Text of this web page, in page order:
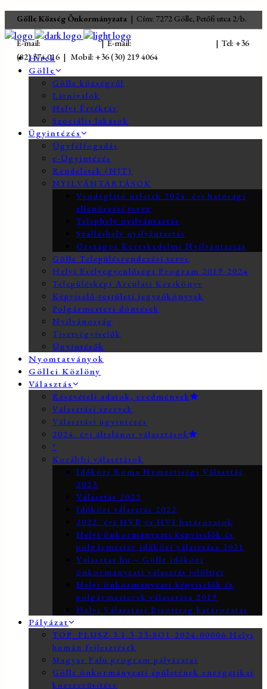
Gölle Község Önkormányzata | Cím: 7272 Gölle, Petőfi utca 2/b.
E-mail: jegyzo@golle.hu| E-mail:
| Tel: +36
(82) 374 016 | Mobil: +36 (30) 219 4064
Hírek
Gölle
Gölle községről
Látnivalók
Helyi Értéktár
Szociális lakások
Ügyintézés
Ügyfélfogadás
e-Ügyintézés
Rendeletek (NJT)
NYILVÁNTARTÁSOK
Vendéglátó üzletek 2024. évi hatósági
ellenőrzési terve
Telephely nyilvántartás
Szálláshely nyilvántartás
Országos Kereskedelmi Nyilvántartás
Gölle Településrendezési terve
Helyi Esélyegyenlőségi Program 2019-2024
Településképi Arculati Kézikönyv
Képviselő-testületi jegyzőkönyvek
Polgármesteri döntések
Nyilvánosság
Tisztségviselők
Ügyintézők
Nyomtatványok
Göllei Közlöny
Választás
Részvételi adatok, eredmények
Választási szervek
Választási ügyintézés
2024. évi általános választások
*
Korábbi választások
Időközi Roma Nemzetiségi Választás
2023
Választás 2022
Időközi választás 2022
2022. évi HVB és HVI határozatok
Helyi önkormányzati képviselők és
polgármester időközi választása 2021
Valasztas.hu – Gölle időközi
önkormányzati választás jelöltjei
Helyi önkormányzati képviselők és
polgármesterek választása 2019
Helyi Választási Bizottság határozatai
Pályázat
TOP_PLUSZ-3.1.3-23-SO1-2024-00006 Helyi
humán fejlesztések
Magyar Falu program pályázatai
Gölle önkormányzati épületének energetikai
korszerűsítése